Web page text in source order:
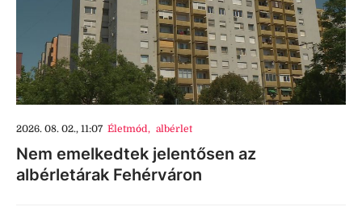
2026. 08. 02., 11:07 Életmód, albérlet
Nem emelkedtek jelentősen az
albérletárak Fehérváron